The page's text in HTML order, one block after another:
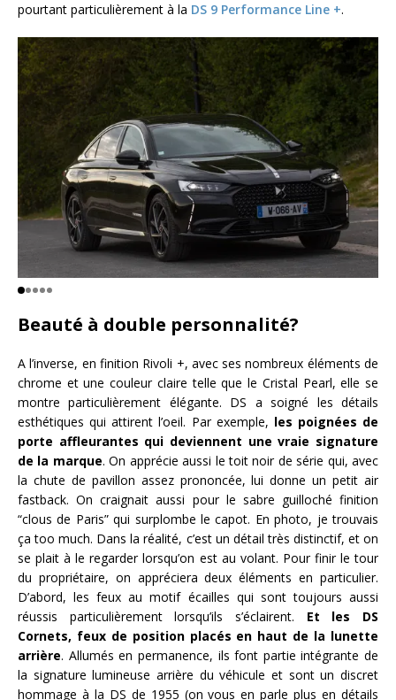
pourtant particulièrement à la DS 9 Performance Line +.
Beauté à double personnalité?
A l’inverse, en finition Rivoli +, avec ses nombreux éléments de
chrome et une couleur claire telle que le Cristal Pearl, elle se
montre particulièrement élégante. DS a soigné les détails
esthétiques qui attirent l’oeil. Par exemple, les poignées de
porte affleurantes qui deviennent une vraie signature
de la marque. On apprécie aussi le toit noir de série qui, avec
la chute de pavillon assez prononcée, lui donne un petit air
fastback. On craignait aussi pour le sabre guilloché finition
“clous de Paris” qui surplombe le capot. En photo, je trouvais
ça too much. Dans la réalité, c’est un détail très distinctif, et on
se plait à le regarder lorsqu’on est au volant. Pour finir le tour
du propriétaire, on appréciera deux éléments en particulier.
D’abord, les feux au motif écailles qui sont toujours aussi
réussis particulièrement lorsqu’ils s’éclairent. Et les DS
Cornets, feux de position placés en haut de la lunette
arrière. Allumés en permanence, ils font partie intégrante de
la signature lumineuse arrière du véhicule et sont un discret
hommage à la DS de 1955 (on vous en parle plus en détails